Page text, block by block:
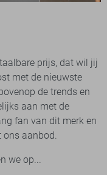
prijs, dat wil jij
met de nieuwste
de trends en
aan met de
fan van dit merk en
ons aanbod.
we op...